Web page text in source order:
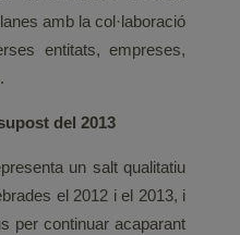
amb la col·laboració
entitats, empreses,
del 2013
un salt qualitatiu
el 2012 i el 2013, i
per continuar acaparant